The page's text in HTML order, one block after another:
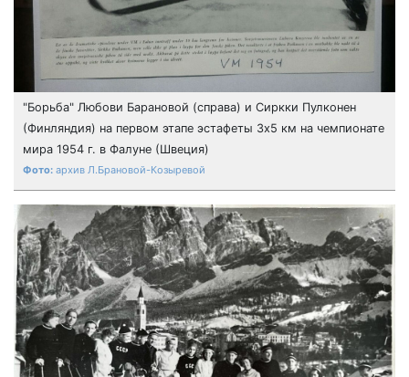
"Борьба" Любови Барановой (справа) и Cиркки Пулконен
(Финляндия) на первом этапе эстафеты 3х5 км на чемпионате
мира 1954 г. в Фалуне (Швеция)
архив Л.Брановой-Козыревой